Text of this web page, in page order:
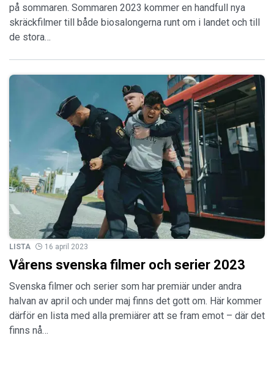
på sommaren. Sommaren 2023 kommer en handfull nya
skräckfilmer till både biosalongerna runt om i landet och till
de stora…
LISTA 16 april 2023
Vårens svenska filmer och serier 2023
Svenska filmer och serier som har premiär under andra
halvan av april och under maj finns det gott om. Här kommer
därför en lista med alla premiärer att se fram emot – där det
finns nå…